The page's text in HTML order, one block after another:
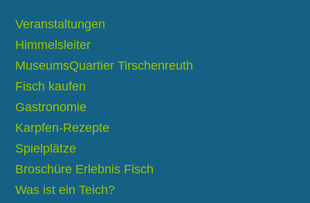
Veranstaltungen
Himmelsleiter
MuseumsQuartier Tirschenreuth
Fisch kaufen
Gastronomie
Karpfen-Rezepte
Spielplätze
Broschüre Erlebnis Fisch
Was ist ein Teich?